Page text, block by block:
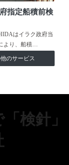
指定船積前検
はイラク政府当
より、船積…
のサービス
検針」